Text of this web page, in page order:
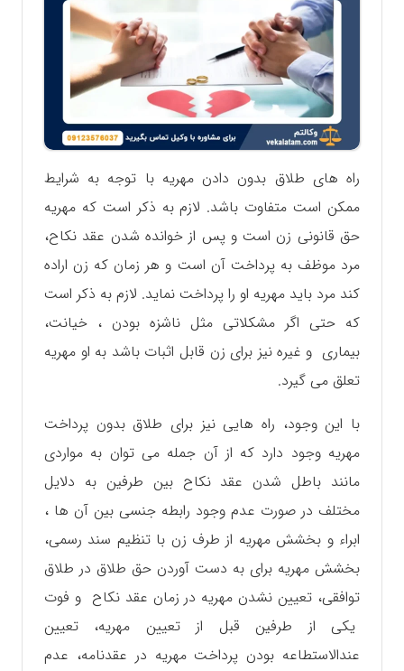
راه های طلاق بدون دادن مهریه با توجه به شرایط
ممکن است متفاوت باشد. لازم به ذکر است که مهریه
حق قانونی زن است و پس از خوانده شدن عقد نکاح،
مرد موظف به پرداخت آن است و هر زمان که زن اراده
کند مرد باید مهریه او را پرداخت نماید. لازم به ذکر است
که حتی اگر مشکلاتی مثل ناشزه بودن ، خیانت،
بیماری و غیره نیز برای زن قابل اثبات باشد به او مهریه
تعلق می گیرد.
با این وجود، راه هایی نیز برای طلاق بدون پرداخت
مهریه وجود دارد که از آن جمله می توان به مواردی
مانند باطل شدن عقد نکاح بین طرفین به دلایل
مختلف در صورت عدم وجود رابطه جنسی بین آن ها ،
ابراء و بخشش مهریه از طرف زن با تنظیم سند رسمی،
بخشش مهریه برای به دست آوردن حق طلاق در طلاق
توافقی، تعیین نشدن مهریه در زمان عقد نکاح و فوت
یکی از طرفین قبل از تعیین مهریه، تعیین
عندالاستطاعه بودن پرداخت مهریه در عقدنامه، عدم